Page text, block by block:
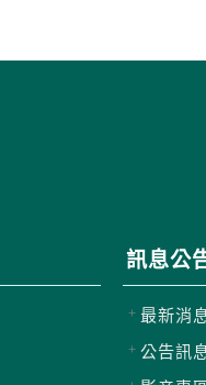
訊息公
最新消
公告訊